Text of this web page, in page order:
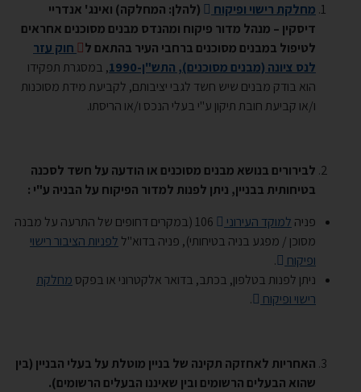
מחלקת רישוי ופיקוח
(להלן: המחלקה) ואינג' אנדריי
דיסקין – מנהל מדור פיקוח ומהנדס מבנים מסוכנים אחראים
לטיפול במבנים מסוכנים ברחבי העיר בהתאם ל
חוק עזר
לנס ציונה (מבנים מסוכנים), התש"ן-1990
, במסגרת תפקידו
הוא בודק מבנים שיש חשד לגבי יציבותם, לקביעת מידת מסוכנות
ו/או קביעת חובת תיקון ע"י בעלי הנכס ו/או הריסתו.
לבירורים בנושא מבנים מסוכנים או הודעה על חשד לסכנה
בטיחותית בבניין, ניתן לפנות למדור הפיקוח על הבניה ע"י :
פניה למוקד העירוני
106 (במקרים דחופים של התרעה על מבנה
מסוכן / מפגע בניה בטיחותי), פניה בדוא"ל לפניות הציבור רישוי
ופיקוח
.
ניתן לפנות בטלפון, בכתב, בדואר אלקטרוני או בפקס מחלקת
רישוי ופיקוח
.
האחריות לאחזקה תקינה של בניין מוטלת על בעלי הבניין (בין
שהוא הבעלים הרשומים ובין שאיננו הבעלים הרשומים).